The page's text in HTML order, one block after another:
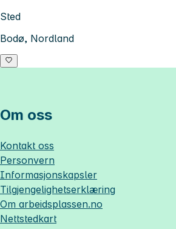
Sted
Bodø, Nordland
Om oss
Kontakt oss
Personvern
Informasjonskapsler
Tilgjengelighetserklæring
Om arbeidsplassen.no
Nettstedkart